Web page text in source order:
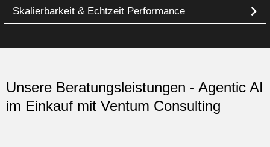
Skalierbarkeit & Echtzeit Performance
Unsere Beratungsleistungen - Agentic AI
im Einkauf mit Ventum Consulting